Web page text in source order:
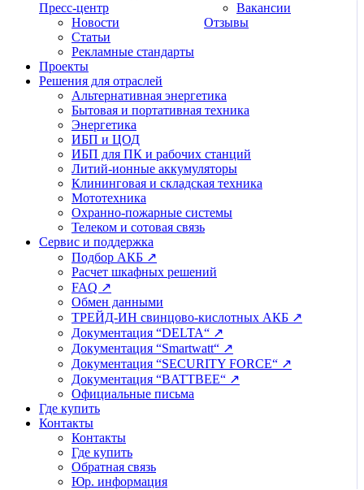
Пресс-центр
Новости
Статьи
Рекламные стандарты
Вакансии
Отзывы
Проекты
Решения для отраслей
Альтернативная энергетика
Бытовая и портативная техника
Энергетика
ИБП и ЦОД
ИБП для ПК и рабочих станций
Литий-ионные аккумуляторы
Клининговая и складская техника
Мототехника
Охранно-пожарные системы
Телеком и сотовая связь
Сервис и поддержка
Подбор АКБ ↗
Расчет шкафных решений
FAQ ↗
Обмен данными
ТРЕЙД-ИН свинцово-кислотных АКБ ↗
Документация “DELTA“ ↗
Документация “Smartwatt“ ↗
Документация “SECURITY FORCE“ ↗
Документация “BATTBEE“ ↗
Официальные письма
Где купить
Контакты
Контакты
Где купить
Обратная связь
Юр. информация